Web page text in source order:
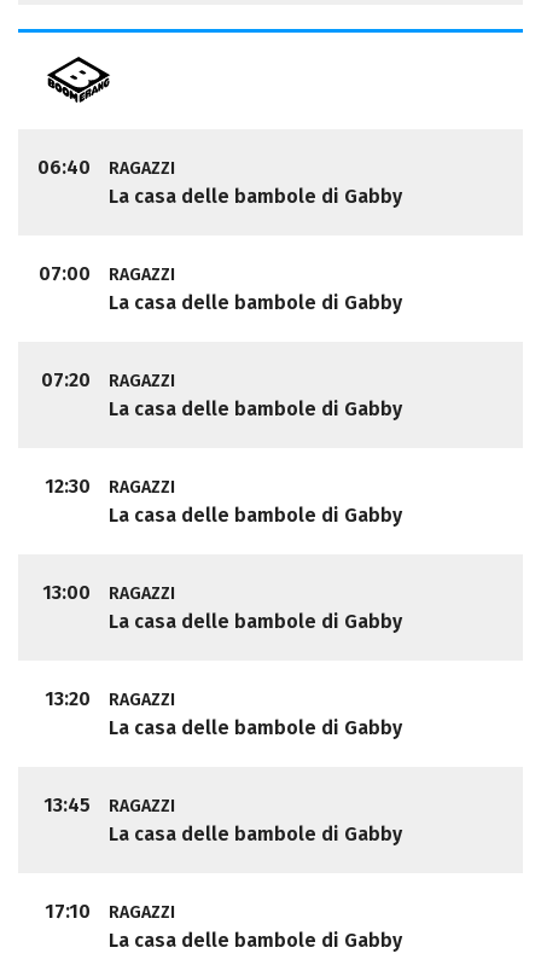
06:40 RAGAZZI
La casa delle bambole di Gabby
07:00 RAGAZZI
La casa delle bambole di Gabby
07:20 RAGAZZI
La casa delle bambole di Gabby
12:30 RAGAZZI
La casa delle bambole di Gabby
13:00 RAGAZZI
La casa delle bambole di Gabby
13:20 RAGAZZI
La casa delle bambole di Gabby
13:45 RAGAZZI
La casa delle bambole di Gabby
17:10 RAGAZZI
La casa delle bambole di Gabby